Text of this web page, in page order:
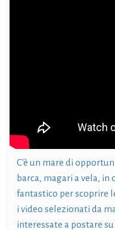
C'è un mare di
barca, magari a vela, in
fantastico per scoprire
i video selezionati da
interessate a postare